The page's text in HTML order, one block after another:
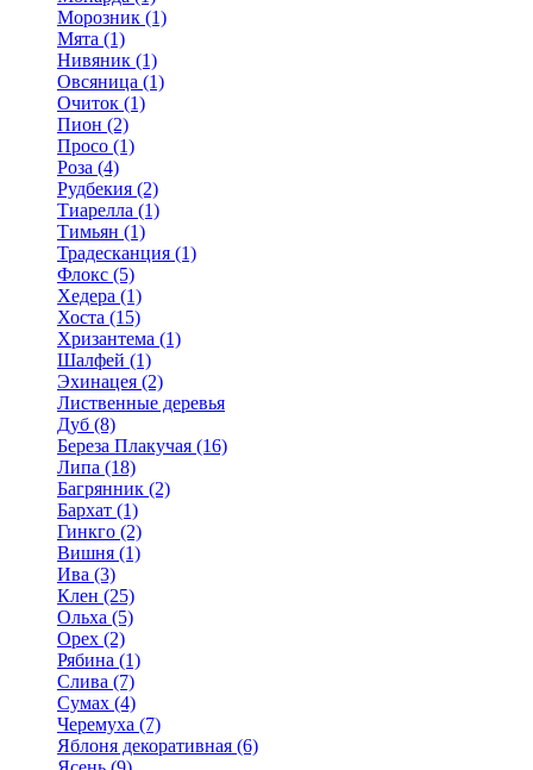
Морозник (1)
Мята (1)
Нивяник (1)
Овсяница (1)
Очиток (1)
Пион (2)
Просо (1)
Роза (4)
Рудбекия (2)
Тиарелла (1)
Тимьян (1)
Традесканция (1)
Флокс (5)
Хедера (1)
Хоста (15)
Хризантема (1)
Шалфей (1)
Эхинацея (2)
Лиственные деревья
Дуб (8)
Береза Плакучая (16)
Липа (18)
Багрянник (2)
Бархат (1)
Гинкго (2)
Вишня (1)
Ива (3)
Клен (25)
Ольха (5)
Орех (2)
Рябина (1)
Слива (7)
Сумах (4)
Черемуха (7)
Яблоня декоративная (6)